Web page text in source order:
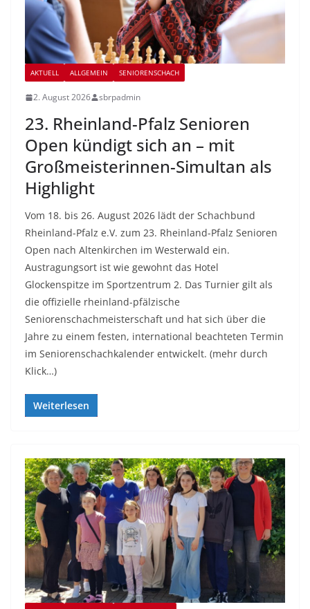
AKTUELL ALLGEMEIN SENIORENSCHACH
2. August 2026 sbrpadmin
23. Rheinland-Pfalz Senioren
Open kündigt sich an – mit
Großmeisterinnen-Simultan als
Highlight
Vom 18. bis 26. August 2026 lädt der Schachbund
Rheinland-Pfalz e.V. zum 23. Rheinland-Pfalz Senioren
Open nach Altenkirchen im Westerwald ein.
Austragungsort ist wie gewohnt das Hotel
Glockenspitze im Sportzentrum 2. Das Turnier gilt als
die offizielle rheinland-pfälzische
Seniorenschachmeisterschaft und hat sich über die
Jahre zu einem festen, international beachteten Termin
im Seniorenschachkalender entwickelt. (mehr durch
Klick…)
Weiterlesen